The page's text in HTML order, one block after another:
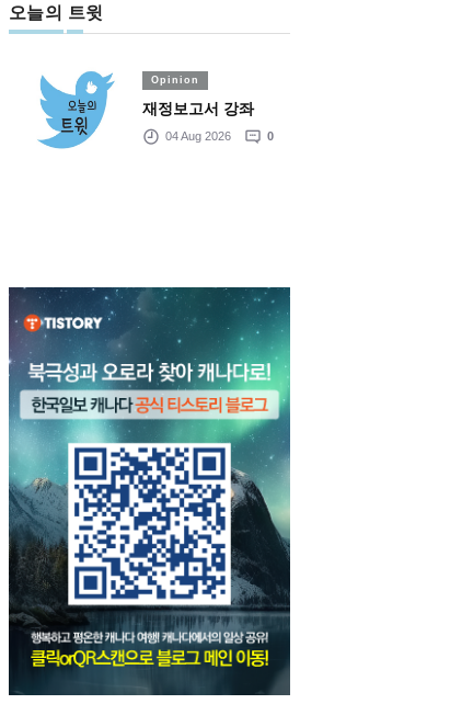
오늘의 트윗
Opinion
재정보고서 강좌
04 Aug 2026 0